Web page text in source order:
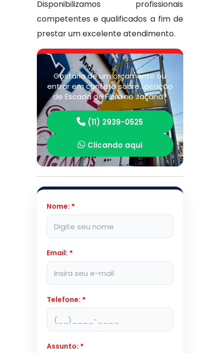
Disponibilizamos profissionais
competentes e qualificados a fim de
prestar um excelente atendimento.
Gostaria de um orçamento ou
entrar em contato sobre Locação
de Escada de Fibra no Jaçanã?
(11) 2939-0525
Clicando aqui
Nome: *
Email: *
Telefone: *
Assunto: *